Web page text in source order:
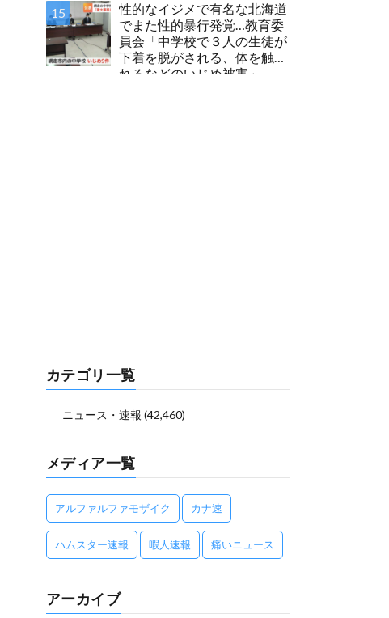
性的なイジメで有名な北海道
でまた性的暴行発覚…教育委
員会「中学校で３人の生徒が
下着を脱がされる、体を触ら
れるなどのいじめ被害」
カテゴリ一覧
ニュース・速報 (42,460)
メディア一覧
アルファルファモザイク カナ速
ハムスター速報 暇人速報 痛いニュース
アーカイブ